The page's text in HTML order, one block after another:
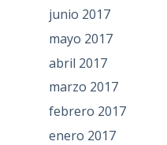
junio 2017
mayo 2017
abril 2017
marzo 2017
febrero 2017
enero 2017